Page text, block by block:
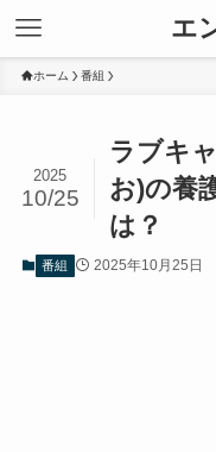
エ
ホーム 番組
ラブキ
お)の養
は？
2025
10/25
番組 2025年10月25日